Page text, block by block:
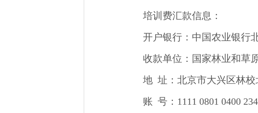
培训费汇款信息：
开户银行：中国农业银行
收款单位：国家林业和草
地 址：北京市大兴区林校
账 号：1111 0801 0400